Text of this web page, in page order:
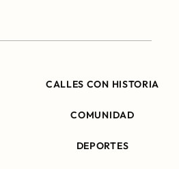
CALLES CON HISTORIA
COMUNIDAD
DEPORTES